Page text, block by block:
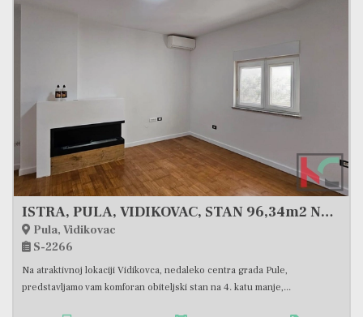
ISTRA, PULA, VIDIKOVAC, STAN 96,34m2 NA ATRAKTIVNOJ LOKACIJI, #PRODAJA
Pula, Vidikovac
S-2266
Na atraktivnoj lokaciji Vidikovca, nedaleko centra grada Pule,
predstavljamo vam komforan obiteljski stan na 4. katu manje,...